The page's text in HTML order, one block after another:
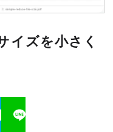
イズを小さく